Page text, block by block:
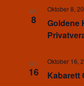
SA.
8
Goldene
Oktober 8,
SO.
16 Kabarett
Oktober 16,